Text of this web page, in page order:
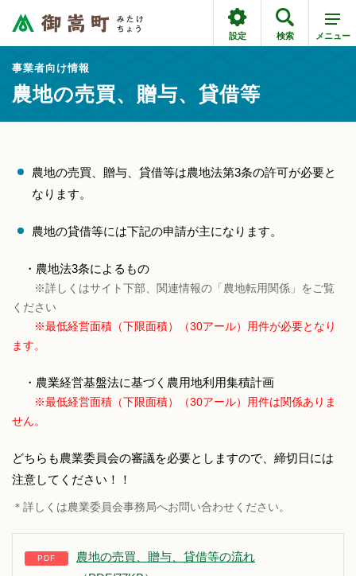
設定 検索 メニュー
事業者向け情報
農地の売買、贈与、貸借等
農地の売買、贈与、貸借等は農地法第3条の許可が必要と
なります。
農地の貸借等には下記の申請が主になります。
・農地法3条によるもの
※詳しくはサイト下部、関連情報の「農地転用関係」をご覧
ください
※最低経営面積（下限面積）（30アール）用件が必要となり
ます。
・農業経営基盤法に基づく農用地利用集積計画
※最低経営面積（下限面積）（30アール）用件は関係ありま
せん。
どちらも農業委員会の審議を必要としますので、締切日には
注意してください！！
＊詳しくは農業委員会事務局へお問い合わせください。
農地の売買、贈与、貸借等の流れ